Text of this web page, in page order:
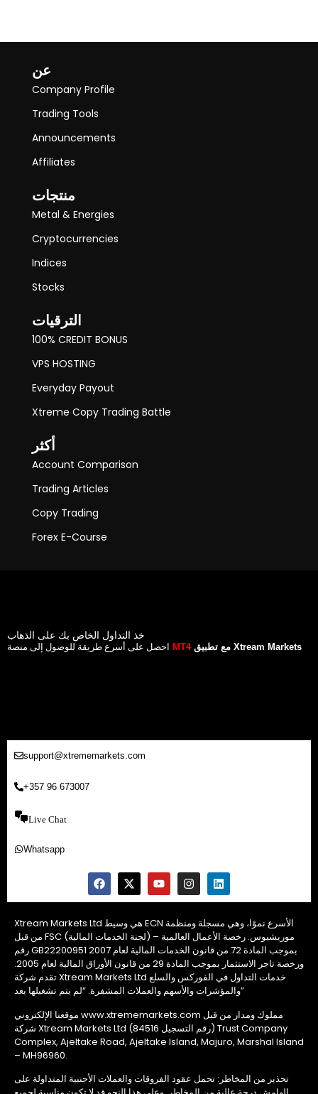
عن
Company Profile
Trading Tools
Announcements
Affiliates
منتجات
Metal & Energies
Cryptocurrencies
Indices
Stocks
الترقيات
100% CREDIT BONUS
VPS HOSTING
Everyday Payout
Xtreme Copy Trading Battle
أكثر
Account Comparison
Trading Articles
Copy Trading
Forex E-Course
خذ التداول الخاص بك على الذهاب
احصل على أسرع طريقة للوصول إلى منصة MT4 مع تطبيق Xtream Markets
support@xtrememarkets.com
+357 96 673007
Live Chat
Whatsapp
Xtream Markets Ltd هي وسيط ECN الأسرع نموًا، وهي مسجلة ومنظمة
من قبل FSC (لجنة الخدمات المالية) – موريشيوس. رخصة الأعمال العالمية
رقم GB22200951 بموجب المادة 72 من قانون الخدمات المالية لعام 2007
ورخصة تاجر الاستثمار بموجب المادة 29 من قانون الأوراق المالية لعام 2005.
تقدم شركة Xtream Markets Ltd خدمات التداول في الفوركس والسلع
والمؤشرات والأسهم والعملات المشفرة. “لم يتم تشغيلها بعد”
موقعنا الإلكتروني www.xtrememarkets.com مملوك ومدار من قبل
شركة Xtream Markets Ltd (رقم التسجيل 84516) Trust Company
Complex, Ajeltake Road, Ajeltake Island, Majuro, Marshal Island
– MH96960.
تحذير من المخاطر: تحمل عقود الفروقات والعملات الأجنبية المتداولة على